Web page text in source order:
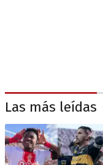
Las más leídas